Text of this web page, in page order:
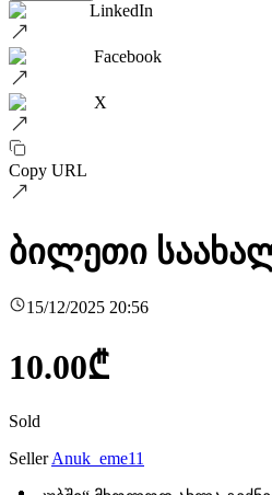
LinkedIn
Facebook
X
Copy URL
ბილეთი
15/12/2025 20:56
10.00₾
Sold
Seller Anuk_eme11